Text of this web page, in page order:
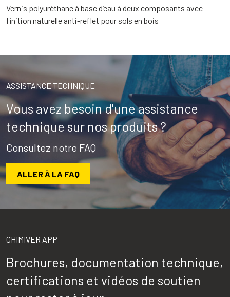
Vernis polyuréthane à base d’eau à deux composants avec
finition naturelle anti-reflet pour sols en bois
ASSISTANCE TECHNIQUE
Vous avez besoin d'une assistance
technique sur nos produits ?
Consultez notre FAQ
ALLER À LA FAQ
CHIMIVER APP
Brochures, documentation technique,
certifications et vidéos de soutien